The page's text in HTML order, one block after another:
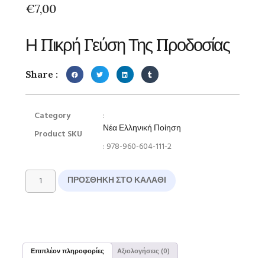
€7,00
Η Πικρή Γεύση Της Προδοσίας
Share :
Category
Product SKU
:
Νέα Ελληνική Ποίηση
: 978-960-604-111-2
ΠΡΟΣΘΉΚΗ ΣΤΟ ΚΑΛΆΘΙ
Επιπλέον πληροφορίες Αξιολογήσεις (0)